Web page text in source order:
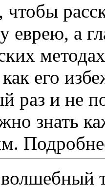
чтобы
еврею, а
его
раз и не
знать
волшебный